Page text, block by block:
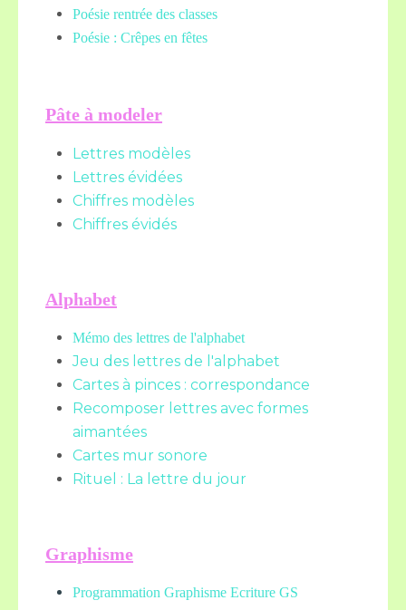
Poésie rentrée des classes
Poésie : Crêpes en fêtes
Pâte à modeler
Lettres modèles
Lettres évidées
Chiffres modèles
Chiffres évidés
Alphabet
Mémo des lettres de l'alphabet
Jeu des lettres de l'alphabet
Cartes à pinces : correspondance
Recomposer lettres avec formes
aimantées
Cartes mur sonore
Rituel : La lettre du jour
Graphisme
Programmation Graphisme Ecriture GS